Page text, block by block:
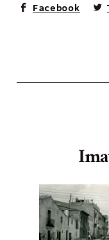
Facebook